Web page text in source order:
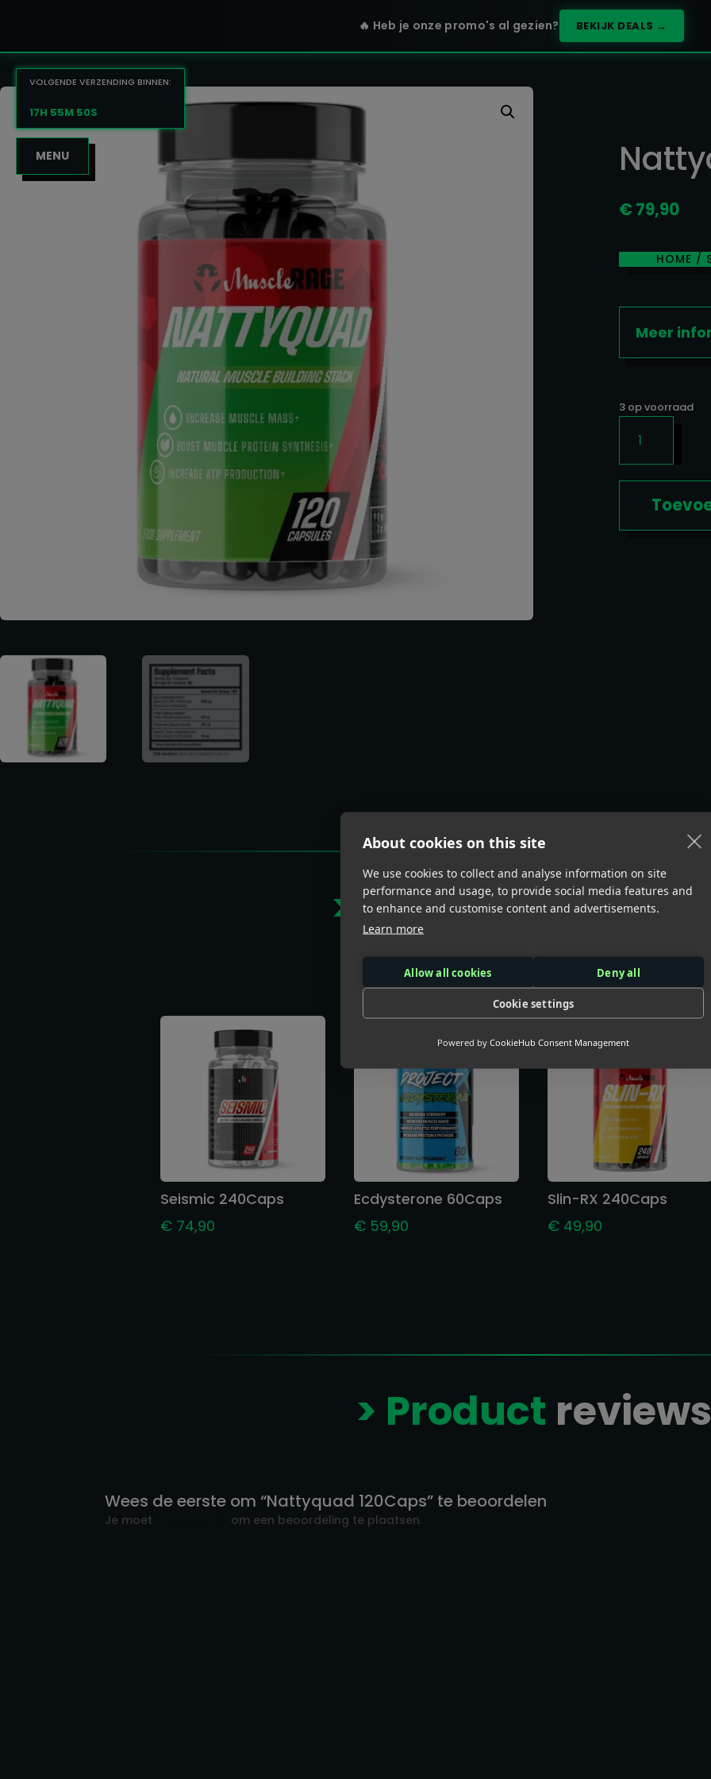
🔥 Heb je onze promo's al gezien? BEKIJK DEALS →
VOLGENDE VERZENDING BINNEN:
17H 55M 49S
MENU
€ 79,90
HOME /
Meer
3 op voorraad
120CAPS
AANTAL
> Misschien voor
Gerelateerde producten
Seismic 240Caps
€74,90
Ecdysterone 60Caps
€59,90
Slin-RX 240Caps
€49,90
> Product reviews
Wees de eerste om “Nattyquad 120Caps” te beoordelen
Je moet om een beoordeling te plaatsen.
About cookies on this site
We use cookies to collect and analyse information on site
performance and usage, to provide social media features and
to enhance and customise content and advertisements.
Learn more
Allow all cookies Deny all
Cookie settings
Powered by CookieHub Consent Management